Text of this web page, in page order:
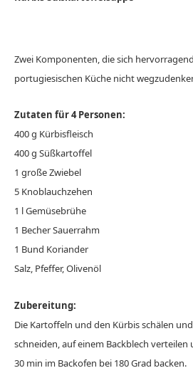
Zwei Komponenten, die sich
portugiesischen Küche nicht
Zutaten für 4 Personen:
400 g Kürbisfleisch
400 g Süßkartoffel
1 große Zwiebel
5 Knoblauchzehen
1 l Gemüsebrühe
1 Becher Sauerrahm
1 Bund Koriander
Salz, Pfeffer, Olivenöl
Zubereitung:
Die Kartoffeln und den Kürbis schälen
schneiden, auf einem Backblech verteilen
30 min im Backofen bei 180 Grad backen.